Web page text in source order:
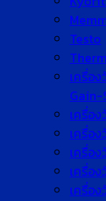
Testo
เครื่อ
เครื่อ
เครื่อ
เครื่อ
เครื่อ
เครื่อ